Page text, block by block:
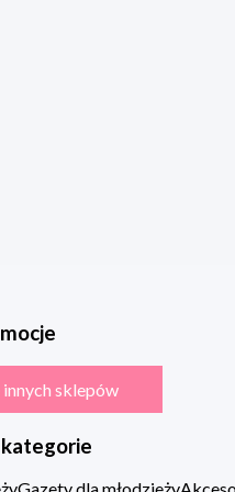
sklepów